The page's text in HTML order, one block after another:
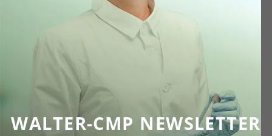
WALTER-CMP NEWSLETTER